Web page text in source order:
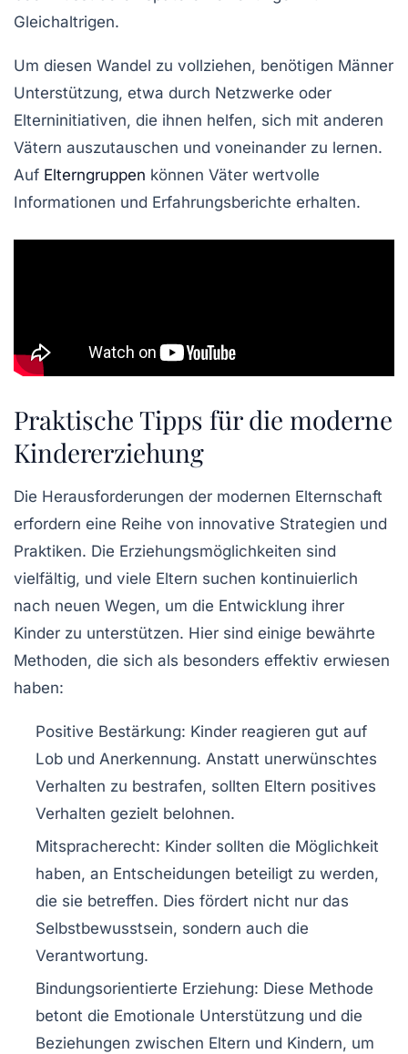
Gleichaltrigen.
Um diesen Wandel zu vollziehen, benötigen Männer
Unterstützung, etwa durch Netzwerke oder
Elterninitiativen, die ihnen helfen, sich mit anderen
Vätern auszutauschen und voneinander zu lernen.
Auf Elterngruppen können Väter wertvolle
Informationen und Erfahrungsberichte erhalten.
Praktische Tipps für die moderne
Kindererziehung
Die Herausforderungen der modernen Elternschaft
erfordern eine Reihe von innovative Strategien und
Praktiken. Die Erziehungsmöglichkeiten sind
vielfältig, und viele Eltern suchen kontinuierlich
nach neuen Wegen, um die Entwicklung ihrer
Kinder zu unterstützen. Hier sind einige bewährte
Methoden, die sich als besonders effektiv erwiesen
haben:
Positive Bestärkung: Kinder reagieren gut auf
Lob und Anerkennung. Anstatt unerwünschtes
Verhalten zu bestrafen, sollten Eltern positives
Verhalten gezielt belohnen.
Mitspracherecht: Kinder sollten die Möglichkeit
haben, an Entscheidungen beteiligt zu werden,
die sie betreffen. Dies fördert nicht nur das
Selbstbewusstsein, sondern auch die
Verantwortung.
Bindungsorientierte Erziehung: Diese Methode
betont die Emotionale Unterstützung und die
Beziehungen zwischen Eltern und Kindern, um